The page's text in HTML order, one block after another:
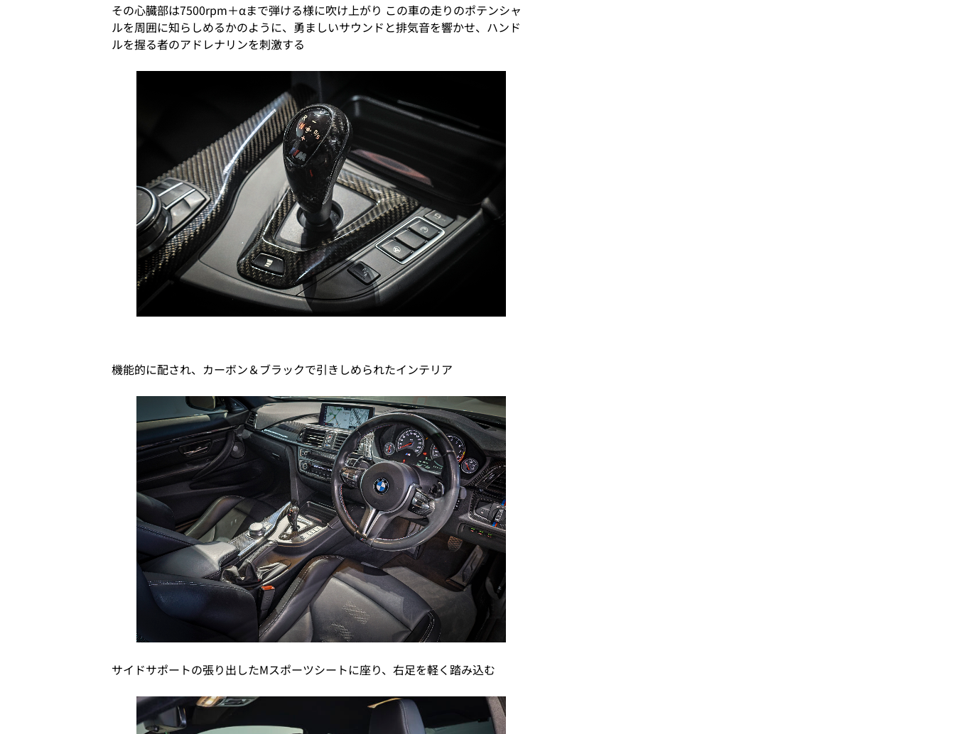
その心臓部は7500rpm＋αまで弾ける様に吹け上がり この車の走りのポテンシャ
ルを周囲に知らしめるかのように、勇ましいサウンドと排気音を響かせ、ハンド
ルを握る者のアドレナリンを刺激する
機能的に配され、カーボン＆ブラックで引きしめられたインテリア
サイドサポートの張り出したMスポーツシートに座り、右足を軽く踏み込む